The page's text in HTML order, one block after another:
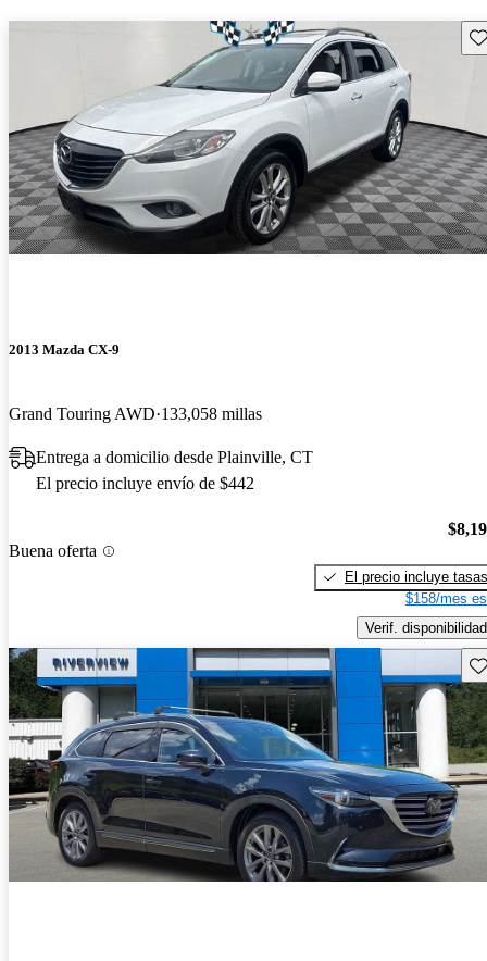
2013 Mazda CX-9
Grand Touring AWD 133,058 millas
Entrega a domicilio desde Plainville, CT
El precio incluye envío de $442
Buena oferta
El precio incluye tasas
$158/mes
Verif. disponibilidad